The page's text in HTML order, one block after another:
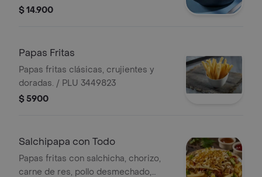
plu: 3563651.
$ 14.900
Papas Fritas
Papas fritas clásicas, crujientes y
doradas. / PLU 3449823
$ 5900
Salchipapa con Todo
Papas fritas con salchicha, chorizo,
carne de res, pollo desmechado,